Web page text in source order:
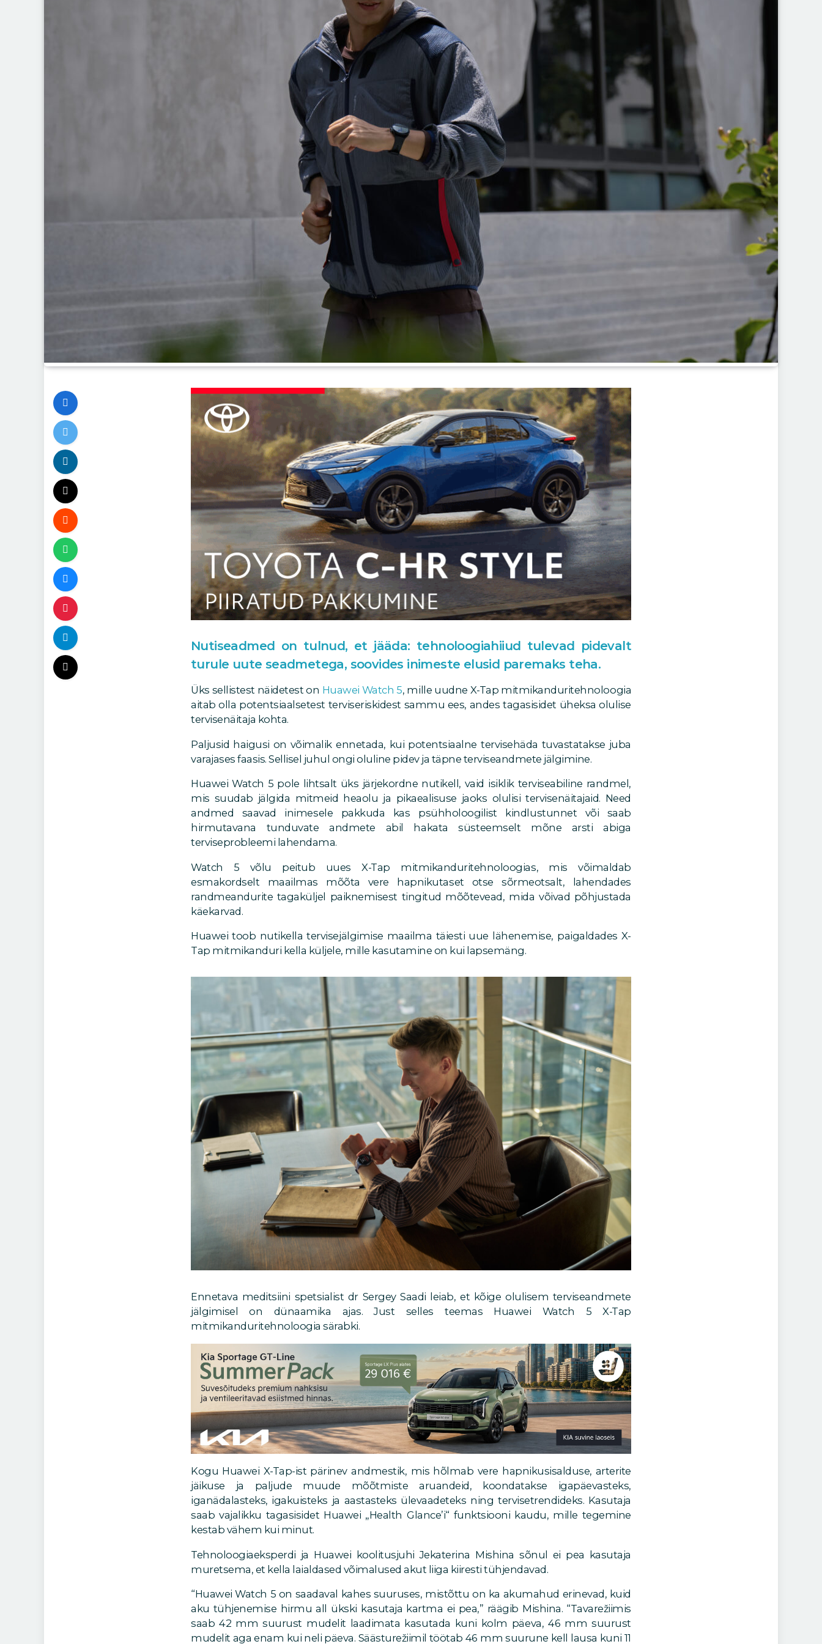
Nutiseadmed on tulnud, et jääda: tehnoloogiahiiud tulevad pidevalt
turule uute seadmetega, soovides inimeste elusid paremaks teha.
Üks sellistest näidetest on Huawei Watch 5, mille uudne X-Tap mitmikanduritehnoloogia
aitab olla potentsiaalsetest terviseriskidest sammu ees, andes tagasisidet üheksa olulise
tervisenäitaja kohta.
Paljusid haigusi on võimalik ennetada, kui potentsiaalne tervisehäda tuvastatakse juba
varajases faasis. Sellisel juhul ongi oluline pidev ja täpne terviseandmete jälgimine.
Huawei Watch 5 pole lihtsalt üks järjekordne nutikell, vaid isiklik terviseabiline randmel,
mis suudab jälgida mitmeid heaolu ja pikaealisuse jaoks olulisi tervisenäitajaid. Need
andmed saavad inimesele pakkuda kas psühholoogilist kindlustunnet või saab
hirmutavana tunduvate andmete abil hakata süsteemselt mõne arsti abiga
terviseprobleemi lahendama.
Watch 5 võlu peitub uues X-Tap mitmikanduritehnoloogias, mis võimaldab
esmakordselt maailmas mõõta vere hapnikutaset otse sõrmeotsalt, lahendades
randmeandurite tagaküljel paiknemisest tingitud mõõtevead, mida võivad põhjustada
käekarvad.
Huawei toob nutikella tervisejälgimise maailma täiesti uue lähenemise, paigaldades X-
Tap mitmikanduri kella küljele, mille kasutamine on kui lapsemäng.
Ennetava meditsiini spetsialist dr Sergey Saadi leiab, et kõige olulisem terviseandmete
jälgimisel on dünaamika ajas. Just selles teemas Huawei Watch 5 X-Tap
mitmikanduritehnoloogia särabki.
Kogu Huawei X-Tap-ist pärinev andmestik, mis hõlmab vere hapnikusisalduse, arterite
jäikuse ja paljude muude mõõtmiste aruandeid, koondatakse igapäevasteks,
iganädalasteks, igakuisteks ja aastasteks ülevaadeteks ning tervisetrendideks. Kasutaja
saab vajalikku tagasisidet Huawei „Health Glance’i“ funktsiooni kaudu, mille tegemine
kestab vähem kui minut.
Tehnoloogiaeksperdi ja Huawei koolitusjuhi Jekaterina Mishina sõnul ei pea kasutaja
muretsema, et kella laialdased võimalused akut liiga kiiresti tühjendavad.
“Huawei Watch 5 on saadaval kahes suuruses, mistõttu on ka akumahud erinevad, kuid
aku tühjenemise hirmu all ükski kasutaja kartma ei pea,” räägib Mishina. “Tavarežiimis
saab 42 mm suurust mudelit laadimata kasutada kuni kolm päeva, 46 mm suurust
mudelit aga enam kui neli päeva. Säästurežiimil töötab 46 mm suurune kell lausa kuni 11